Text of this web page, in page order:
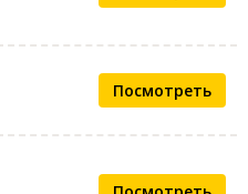
Посмотреть